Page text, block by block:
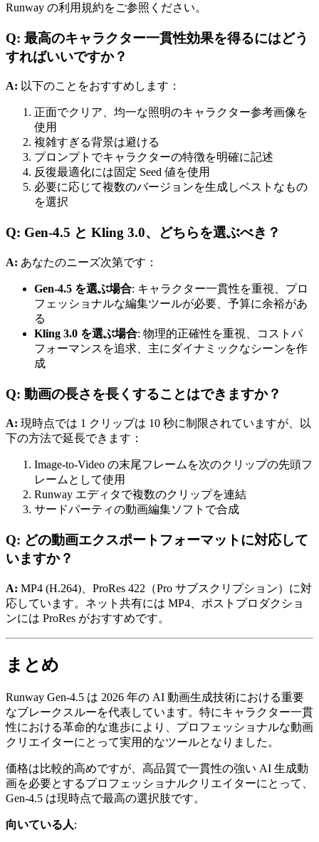
Runway の利用規約をご参照ください。
Q: 最高のキャラクター一貫性効果を得るにはどう
すればいいですか？
A: 以下のことをおすすめします：
正面でクリア、均一な照明のキャラクター参考画像を
使用
複雑すぎる背景は避ける
プロンプトでキャラクターの特徴を明確に記述
反復最適化には固定 Seed 値を使用
必要に応じて複数のバージョンを生成しベストなもの
を選択
Q: Gen-4.5 と Kling 3.0、どちらを選ぶべき？
A: あなたのニーズ次第です：
Gen-4.5 を選ぶ場合: キャラクター一貫性を重視、プロ
フェッショナルな編集ツールが必要、予算に余裕があ
る
Kling 3.0 を選ぶ場合: 物理的正確性を重視、コストパ
フォーマンスを追求、主にダイナミックなシーンを作
成
Q: 動画の長さを長くすることはできますか？
A: 現時点では 1 クリップは 10 秒に制限されていますが、以
下の方法で延長できます：
Image-to-Video の末尾フレームを次のクリップの先頭フ
レームとして使用
Runway エディタで複数のクリップを連結
サードパーティの動画編集ソフトで合成
Q: どの動画エクスポートフォーマットに対応して
いますか？
A: MP4 (H.264)、ProRes 422（Pro サブスクリプション）に対
応しています。ネット共有には MP4、ポストプロダクショ
ンには ProRes がおすすめです。
まとめ
Runway Gen-4.5 は 2026 年の AI 動画生成技術における重要
なブレークスルーを代表しています。特にキャラクター一貫
性における革命的な進歩により、プロフェッショナルな動画
クリエイターにとって実用的なツールとなりました。
価格は比較的高めですが、高品質で一貫性の強い AI 生成動
画を必要とするプロフェッショナルクリエイターにとって、
Gen-4.5 は現時点で最高の選択肢です。
向いている人: